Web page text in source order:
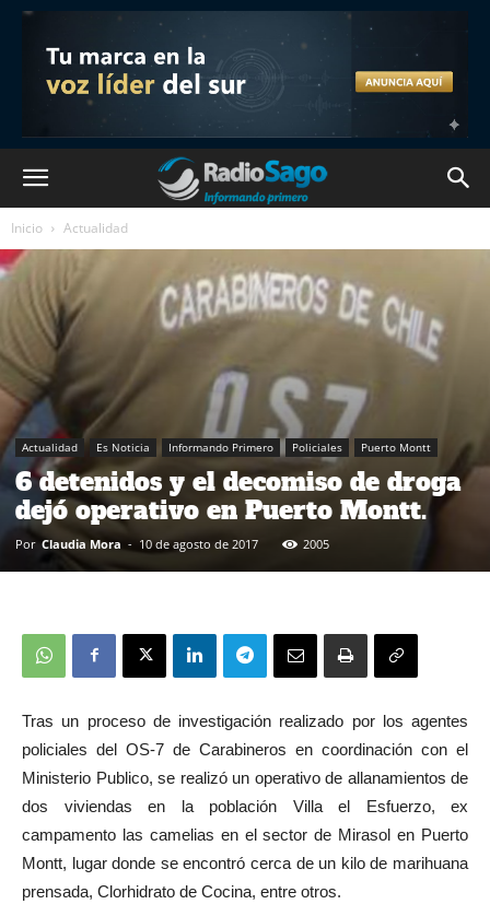
Inicio Actualidad
Actualidad Es Noticia Informando Primero Policiales Puerto Montt
6 detenidos y el decomiso de droga
dejó operativo en Puerto Montt.
Por Claudia Mora - 10 de agosto de 2017 2005
Tras un proceso de investigación realizado por los agentes
policiales del OS-7 de Carabineros en coordinación con el
Ministerio Publico, se realizó un operativo de allanamientos de
dos viviendas en la población Villa el Esfuerzo, ex
campamento las camelias en el sector de Mirasol en Puerto
Montt, lugar donde se encontró cerca de un kilo de marihuana
prensada, Clorhidrato de Cocina, entre otros.